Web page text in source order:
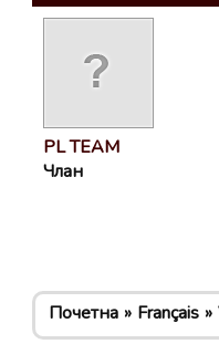
PL TEAM
Члан
Почетна Français